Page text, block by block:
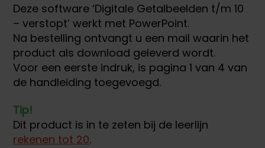
Deze software ‘Digitale Getalbeelden t/m 10
– verstopt’ werkt met PowerPoint.
Na bestelling ontvangt u een mail waarin het
product als download geleverd wordt.
Voor een eerste indruk, is pagina 1 van 4 van
de handleiding toegevoegd.
Tip!
Dit product is in te zeten bij de leerlijn
rekenen tot 20.